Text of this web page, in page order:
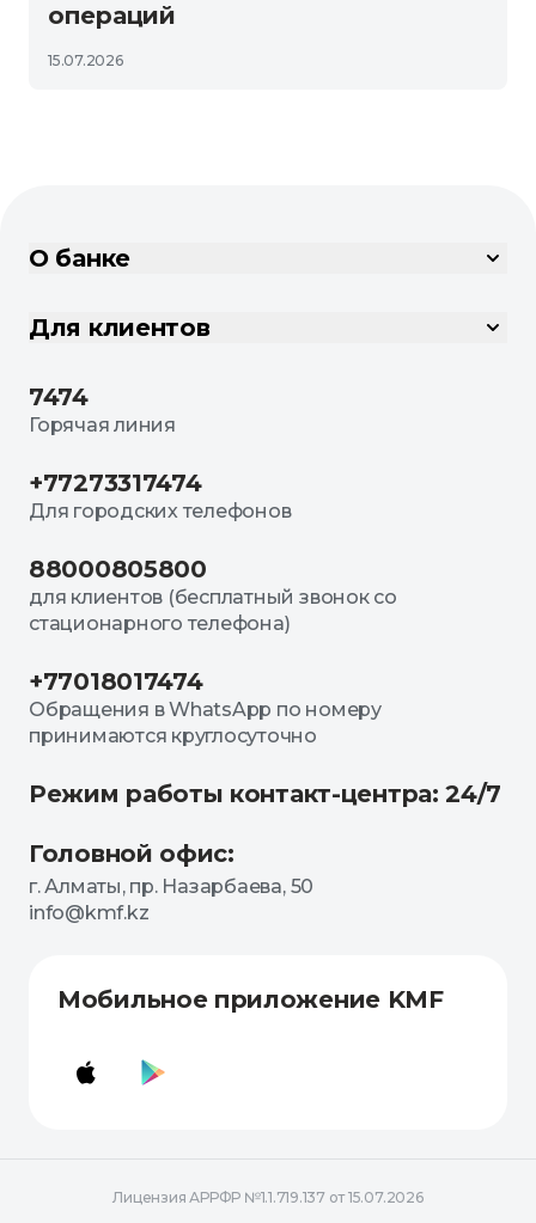
операций
15.07.2026
О банке
Для клиентов
7474
Горячая линия
+77273317474
Для городских телефонов
88000805800
для клиентов (бесплатный звонок со
стационарного телефона)
+77018017474
Обращения в WhatsApp по номеру
принимаются круглосуточно
Режим работы контакт-центра: 24/7
Головной офис:
г. Алматы, пр. Назарбаева, 50
info@kmf.kz
Мобильное приложение KMF
Лицензия АРРФР №1.1.719.137 от 15.07.2026